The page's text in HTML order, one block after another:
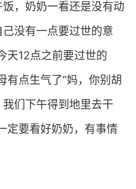
，奶奶一看还是没有动
没有一点要过世的意
天12点之前要过世的
有点生气了“妈，你别胡
们下午得到地里去干
定要看好奶奶，有事情